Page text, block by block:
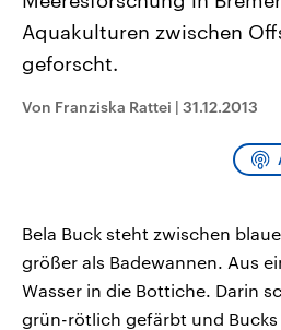
CDU, SPD und FDP regiert.-
Umfragen, Prognosen,
Wahlprogramme, aktuelle Berichte
und Hintergründe zu den Parteien
Wahl.
Sendungen
Aquakulturen zwischen
geforscht.
Von Franziska Rattei | 31.12.2013
Bela Buck steht zwischen
größer als Badewannen. Aus
Wasser in die Bottiche. Darin
grün-rötlich gefärbt und